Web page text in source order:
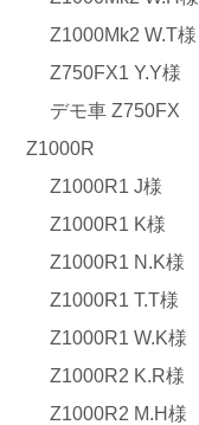
Z1000Mk2 W.T様
Z750FX1 Y.Y様
デモ車 Z750FX
Z1000R
Z1000R1 J様
Z1000R1 K様
Z1000R1 N.K様
Z1000R1 T.T様
Z1000R1 W.K様
Z1000R2 K.R様
Z1000R2 M.H様